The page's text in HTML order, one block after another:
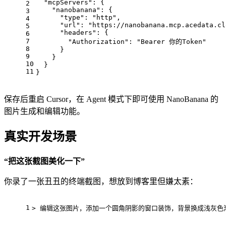
2
3
4
5
6
7
8
9
10
11
"mcpServers" : {
"nanobanana" : {
"type" : "http" ,
"url" :
"https://
"headers" : {
"Authorization" :
"Bearer 你的Token"
      }
    }
  }
}
保存后重启 Cursor，在 Agent 模式下即可使用 NanoBanana 的
图片生成和编辑功能。
真实开发场景
“把这张截图美化一下”
你录了一张丑丑的终端截图，想放到博客里但嫌太素：
1 > 编辑这张图片，添加一个圆角阴影的窗口装饰，背景换成浅灰色